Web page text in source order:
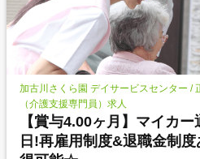
加古川さくら園 デイサービスセンター /
（介護支援専門員）求人
【賞与4.00ヶ月】マイカ
日!再雇用制度&退職金制